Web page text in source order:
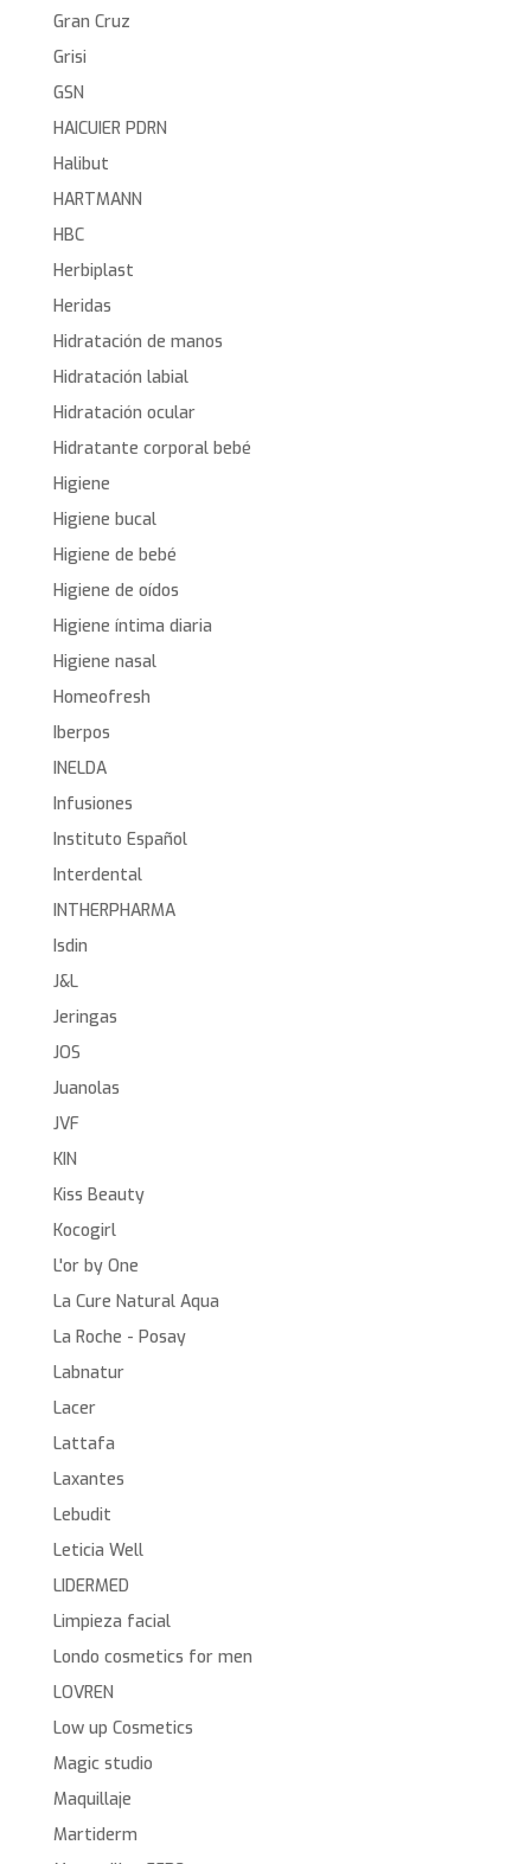
Gran Cruz
Grisi
GSN
HAICUIER PDRN
Halibut
HARTMANN
HBC
Herbiplast
Heridas
Hidratación de manos
Hidratación labial
Hidratación ocular
Hidratante corporal bebé
Higiene
Higiene bucal
Higiene de bebé
Higiene de oídos
Higiene íntima diaria
Higiene nasal
Homeofresh
Iberpos
INELDA
Infusiones
Instituto Español
Interdental
INTHERPHARMA
Isdin
J&L
Jeringas
JOS
Juanolas
JVF
KIN
Kiss Beauty
Kocogirl
L'or by One
La Cure Natural Aqua
La Roche - Posay
Labnatur
Lacer
Lattafa
Laxantes
Lebudit
Leticia Well
LIDERMED
Limpieza facial
Londo cosmetics for men
LOVREN
Low up Cosmetics
Magic studio
Maquillaje
Martiderm